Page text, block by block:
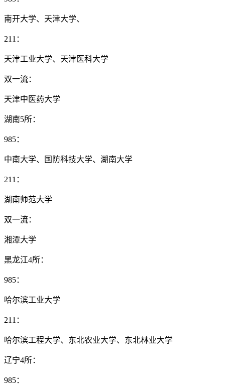
南开大学、天津大学、
211：
天津工业大学、天津医科大学
双一流：
天津中医药大学
湖南5所：
985：
中南大学、国防科技大学、湖南大学
211：
湖南师范大学
双一流：
湘潭大学
黑龙江4所：
985：
哈尔滨工业大学
211：
哈尔滨工程大学、东北农业大学、东北林业大学
辽宁4所：
985：